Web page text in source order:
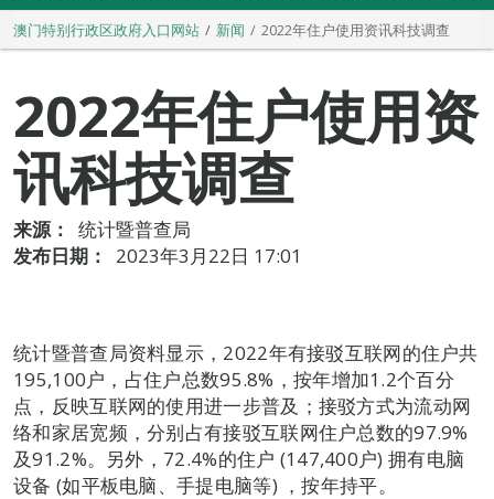
澳门特别行政区政府入口网站 新闻 2022年住户使用资讯科技调查
2022年住户使用资
讯科技调查
来源：
统计暨普查局
发布日期：
2023年3月22日 17:01
统计暨普查局资料显示，2022年有接驳互联网的住户共
195,100户，占住户总数95.8%，按年增加1.2个百分
点，反映互联网的使用进一步普及；接驳方式为流动网
络和家居宽频，分别占有接驳互联网住户总数的97.9%
及91.2%。另外，72.4%的住户 (147,400户) 拥有电脑
设备 (如平板电脑、手提电脑等) ，按年持平。